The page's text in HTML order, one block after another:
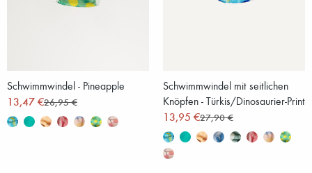
Schwimmwindel - Pineapple
13,47 €26,95 €
Schwimmwindel mit seitlichen
Knöpfen - Türkis/Dinosaurier-Print
13,95 €27,90 €